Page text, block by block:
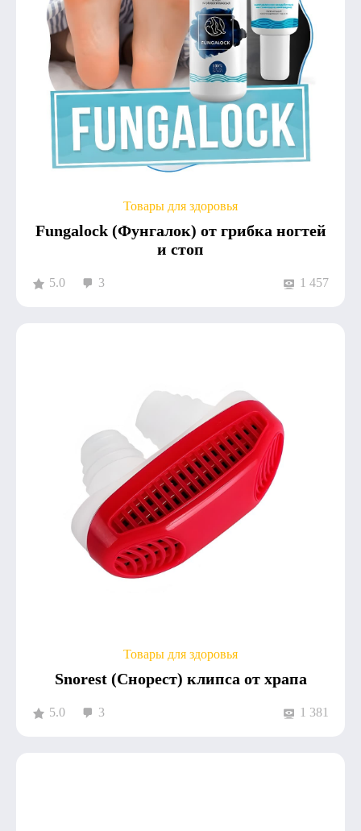
Товары для здоровья
Fungalock (Фунгалок) от грибка ногтей
и стоп
5.0 3 1 457
Товары для здоровья
Snorest (Снорест) клипса от храпа
5.0 3 1 381